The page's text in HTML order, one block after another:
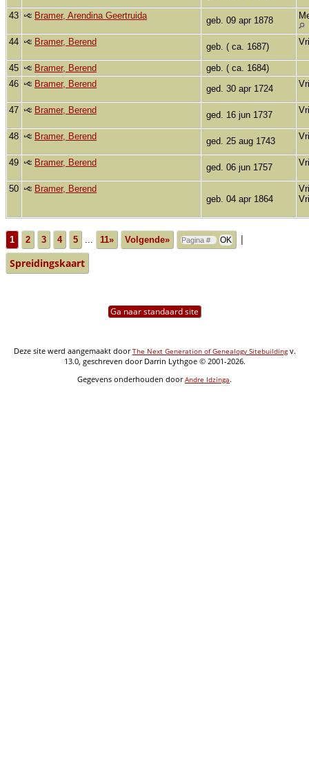
43 Bramer, Arendina Geertruida geb. 09 apr 1878
44 Bramer, Berend geb. ( ca. 1687)
45 Bramer, Berend
geb. ( ca. 1684)
46
Bramer, Berend ged. 30 apr 1724
47 Bramer, Berend ged. 16 jun 1737
48 Bramer, Berend ged. 25 aug 1743
49 Bramer, Berend ged. 06 jun 1757
50
Bramer, Berend
geb. 04 apr 1864
1 2 3 4 5 11» Volgende»
|
Spreidingskaart
Ga naar standaard site
Deze site werd aangemaakt doorThe Next Generation of Genealogy Sitebuildingv.
13.0, geschreven door Darrin Lythgoe © 2001-2026.
Gegevens onderhouden doorAndre Idzinga.